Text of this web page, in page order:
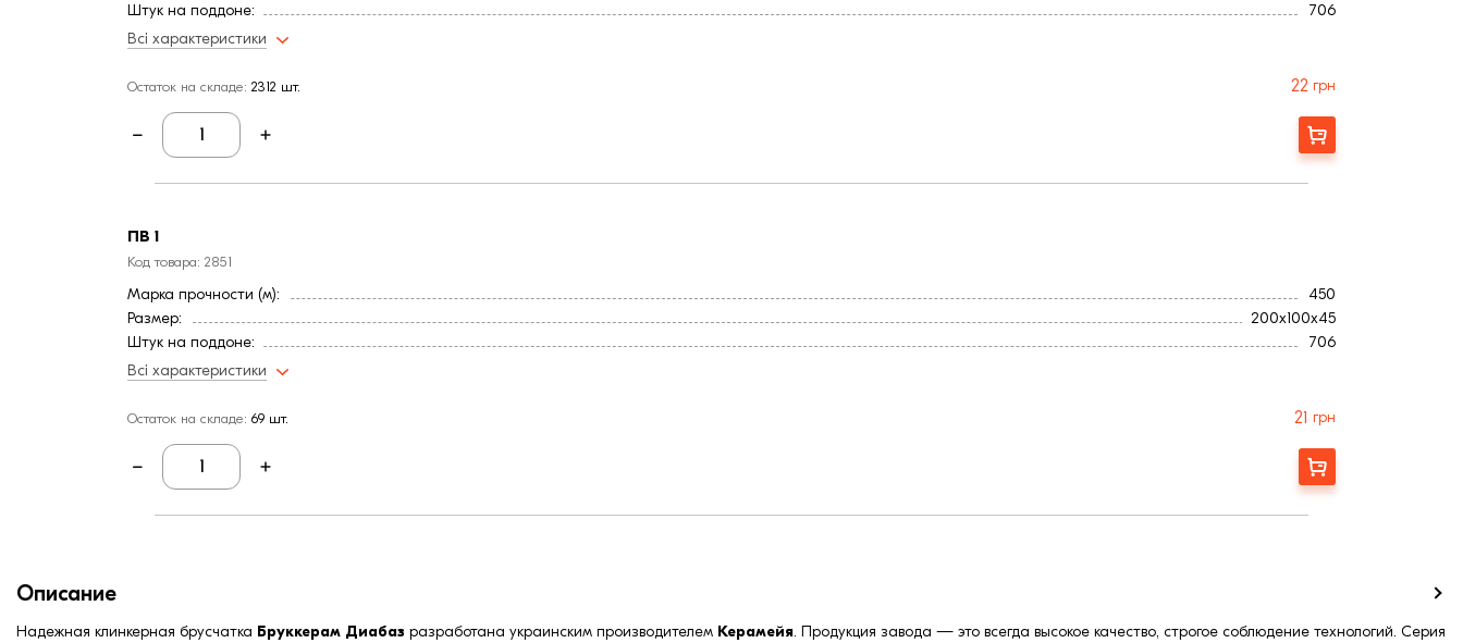
Штук на поддоне:
706
Вес, кг:
Цвет
Серый
Всі характеристики
Остаток на складе: 2312 шт. 22 грн
Купити
ПВ 1
Код товара: 2851
Марка прочности (м):
450
Размер:
200x100x45
Штук на поддоне:
706
Вес, кг:
Цвет
Серый
Всі характеристики
Остаток на складе: 69 шт. 21 грн
Купити
Описание
Надежная клинкерная брусчатка Бруккерам Диабаз разработана украинским производителем Керамейя. Продукция завода — это всегда высокое качество, строгое соблюдение технологий. Серия